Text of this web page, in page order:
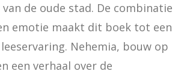
de oude stad. De combinatie
emotie maakt dit boek tot een
Nehemia, bouw op
een verhaal over de